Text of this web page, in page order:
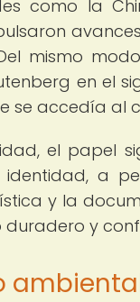
como la
mismo
en el
se accedía al
el papel
a
y la
y